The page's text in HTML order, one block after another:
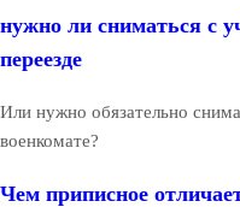
нужно ли сниматься с
переезде
Или нужно обязательно
военкомате?
Чем приписное